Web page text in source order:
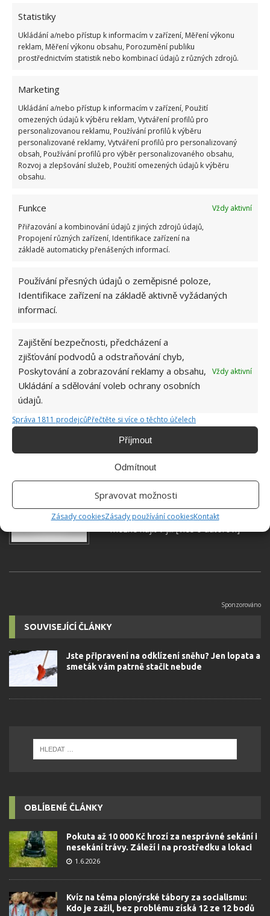
Statistiky
Ukládání a/nebo přístup k informacím v zařízení, Měření výkonu
reklam, Měření výkonu obsahu, Porozumění publiku
prostřednictvím statistik nebo kombinací údajů z různých zdrojů.
Marketing
Ukládání a/nebo přístup k informacím v zařízení, Použití
omezených údajů k výběru reklam, Vytváření profilů pro
personalizovanou reklamu, Používání profilů k výběru
personalizované reklamy, Vytváření profilů pro personalizovaný
obsah, Používání profilů pro výběr personalizovaného obsahu,
Rozvoj a zlepšování služeb, Použití omezených údajů k výběru
obsahu.
Funkce
Vždy aktivní
Přiřazování a kombinování údajů z jiných zdrojů údajů,
Propojení různých zařízení, Identifikace zařízení na
základě automaticky přenášených informací.
Používání přesných údajů o zeměpisné poloze,
Identifikace zařízení na základě aktivně vyžádaných
informací.
Zajištění bezpečnosti, předcházení a
zjišťování podvodů a odstraňování chyb,
Poskytování a zobrazování reklamy a obsahu,
Ukládání a sdělování voleb ochrany osobních
údajů.
Vždy aktivní
Správa 1811 prodejcůPřečtěte si více o těchto účelech
Příjmout
Odmítnout
Spravovat možnosti
Zásady cookiesZásady používání cookiesKontakt
Vlastníci nemovitostí by tak rozhodně neměli přívaly
střechy sami netroufají,
specializovanou firmu, která sníh bezpečně odklidí.
Jestliže jde o úklid chodníku, na BydlímeÚtulně.cz
jsme zveřejnili článek, který vám poradí,jak sníh z
chodníku odklidit co nejefektivněji.
ODKLÍZENÍ SNĚHU ODŠKODNĚNÍ
Jiří Kolář
Absolvent České zemědělské
velkým kutilem. V podstatě vše, co je
možné najít v j...[Více o autorovi]
SOUVISEJÍCÍ ČLÁNKY
Jste připravení na odklízení sněhu? Jen lopata a
smeták vám patrně stačit nebude
OBLÍBENÉ ČLÁNKY
Pokuta až 10 000 Kč hrozí za nesprávné sekání i
nesekání trávy. Záleží i na prostředku a lokaci
1.6.2026
Kvíz na téma pionýrské tábory za socialismu:
Kdo je zažil, bez problému získá 12 ze 12 bodů